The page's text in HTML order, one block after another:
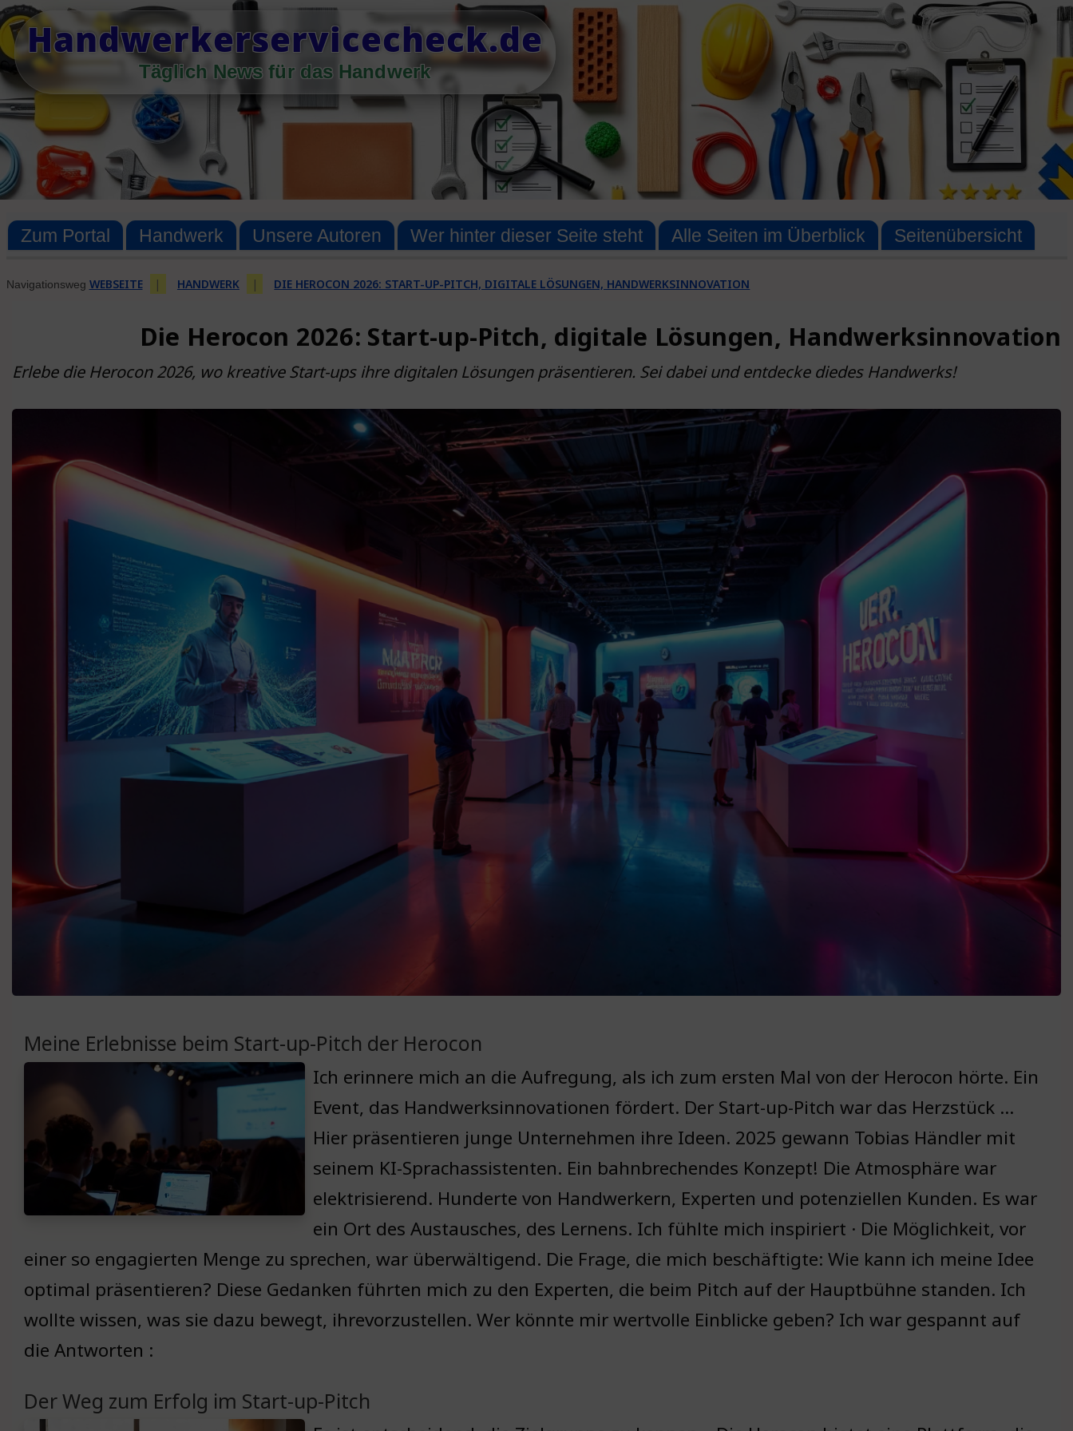
Skip
to
content
Handwerkerservicecheck.de
Täglich News für das Handwerk
Zum Portal Handwerk Unsere Autoren Wer hinter dieser Seite steht Alle Seiten im Überblick Seitenübersicht
Navigationsweg WEBSEITE | HANDWERK | DIE HEROCON 2026: START-UP-PITCH, DIGITALE LÖSUNGEN, HANDWERKSINNOVATION
Die Herocon 2026: Start-up-Pitch, digitale Lösungen, Handwerksinnovation
Erlebe die Herocon 2026, wo kreative Start-ups ihre digitalen Lösungen präsentieren. Sei dabei und entdecke diedes Handwerks!
Meine Erlebnisse beim Start-up-Pitch der Herocon
Ich erinnere mich an die Aufregung, als ich zum ersten Mal von der Herocon hörte. Ein
Event, das Handwerksinnovationen fördert. Der Start-up-Pitch war das Herzstück …
Hier präsentieren junge Unternehmen ihre Ideen. 2025 gewann Tobias Händler mit
seinem KI-Sprachassistenten. Ein bahnbrechendes Konzept! Die Atmosphäre war
elektrisierend. Hunderte von Handwerkern, Experten und potenziellen Kunden. Es war
ein Ort des Austausches, des Lernens. Ich fühlte mich inspiriert · Die Möglichkeit, vor
einer so engagierten Menge zu sprechen, war überwältigend. Die Frage, die mich beschäftigte: Wie kann ich meine Idee
optimal präsentieren? Diese Gedanken führten mich zu den Experten, die beim Pitch auf der Hauptbühne standen. Ich
wollte wissen, was sie dazu bewegt, ihrevorzustellen. Wer könnte mir wertvolle Einblicke geben? Ich war gespannt auf
die Antworten :
Der Weg zum Erfolg im Start-up-Pitch